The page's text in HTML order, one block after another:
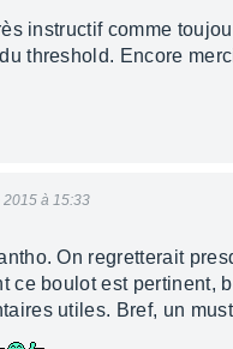
instructif comme
threshold. Encore
2015 à 15:33
On regretterait
ce boulot est pertinent,
utiles. Bref, un